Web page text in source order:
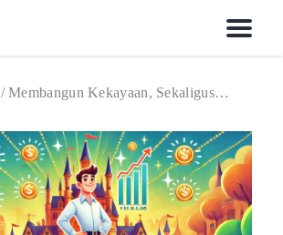
/Membangun Kekayaan, Sekaligus